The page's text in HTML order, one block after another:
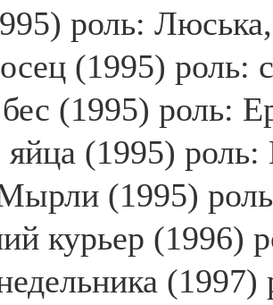
роль:
(1995) роль:
(1995) роль:
яйца (1995)
(1995) роль:
курьер (1996)
(1997)